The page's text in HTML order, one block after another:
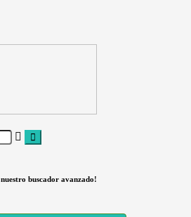
nuestro buscador avanzado!